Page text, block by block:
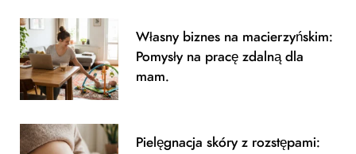
Własny biznes na macierzyńskim:
Pomysły na pracę zdalną dla
mam.
Pielęgnacja skóry z rozstępami: